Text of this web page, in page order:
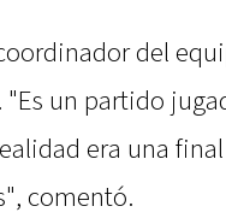
del
"Es un partido
era una
comentó.